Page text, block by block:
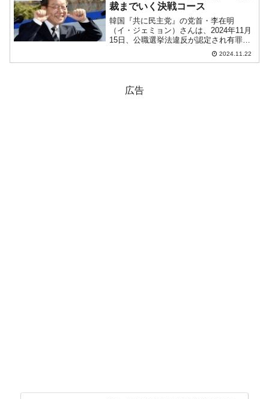
裁までいく決戦コース
韓国『共に民主党』の党首・李在明
（イ・ジェミョン）さんは、2024年11月
15日、公職選挙法違反が認定され有罪と
なりました。「懲役1年、執行猶予2年」
との判決でしたが、11月21日、李在明
2024.11.22
広告